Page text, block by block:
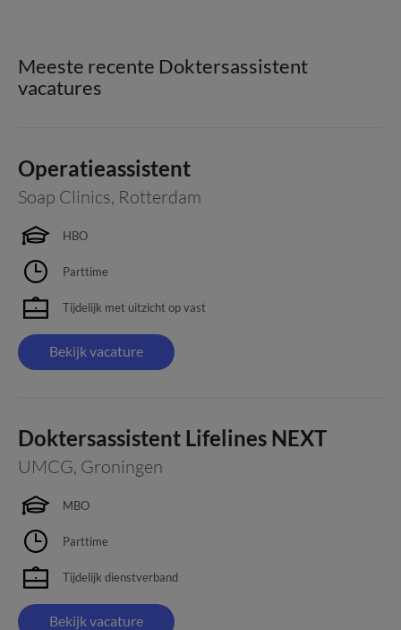
Meeste recente Doktersassistent
vacatures
Operatieassistent
Soap Clinics, Rotterdam
HBO
Parttime
Tijdelijk met uitzicht op vast
Bekijk vacature
Doktersassistent Lifelines NEXT
UMCG, Groningen
MBO
Parttime
Tijdelijk dienstverband
Bekijk vacature